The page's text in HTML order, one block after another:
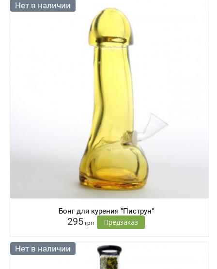
Нет в наличии
Бонг для курения "Пиструн"
295 грн Предзаказ
Нет в наличии